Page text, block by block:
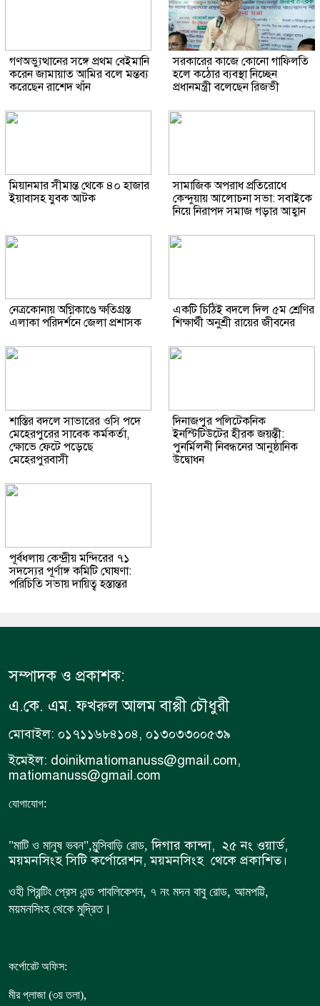
গণঅভ্যুত্থানের সঙ্গে প্রথম বেইমানি
করেন জামায়াত আমির বলে মন্তব্য
করেছেন রাশেদ খাঁন
সরকারের কাজে কোনো গাফিলতি
হলে কঠোর ব্যবস্থা নিচ্ছেন
প্রধানমন্ত্রী বলেছেন রিজভী
মিয়ানমার সীমান্ত থেকে ৪০ হাজার
ইয়াবাসহ যুবক আটক
সামাজিক অপরাধ প্রতিরোধে
কেন্দুয়ায় আলোচনা সভা: সবাইকে
নিয়ে নিরাপদ সমাজ গড়ার আহ্বান
নেত্রকোনায় অগ্নিকাণ্ডে ক্ষতিগ্রস্ত
এলাকা পরিদর্শনে জেলা প্রশাসক
একটি চিঠিই বদলে দিল ৫ম শ্রেণির
শিক্ষার্থী অনুশ্রী রায়ের জীবনের
শাস্তির বদলে সাভারের ওসি পদে
মেহেরপুরের সাবেক কর্মকর্তা,
ক্ষোভে ফেটে পড়েছে
মেহেরপুরবাসী
দিনাজপুর পলিটেকনিক
ইনস্টিটিউটের হীরক জয়ন্তী:
পুনর্মিলনী নিবন্ধনের আনুষ্ঠানিক
উদ্বোধন
পূর্বধলায় কেন্দ্রীয় মন্দিরের ৭১
সদস্যের পূর্ণাঙ্গ কমিটি ঘোষণা:
পরিচিতি সভায় দায়িত্ব হস্তান্তর
সম্পাদক ও প্রকাশক:
এ.কে. এম. ফখরুল আলম বাপ্পী চৌধুরী
মোবাইল: ০১৭১১৬৮৪১০৪, ০১৩০৩৩০০৫৩৯
ইমেইল: doinikmatiomanuss@gmail.com,
matiomanuss@gmail.com
যোগাযোগ:
"মাটি ও মানুষ ভবন",মুন্সিবাড়ি রোড, দিগার কান্দা, ২৫ নং ওয়ার্ড,
ময়মনসিংহ সিটি কর্পোরেশন, ময়মনসিংহ থেকে প্রকাশিত।
ওহী প্রিন্টিং প্রেস এন্ড পাবলিকেশন, ৭ নং মদন বাবু রোড, আমপট্টি,
ময়মনসিংহ থেকে মুদ্রিত।
কর্পোরেট অফিস:
মীর প্লাজা (৩য় তলা),